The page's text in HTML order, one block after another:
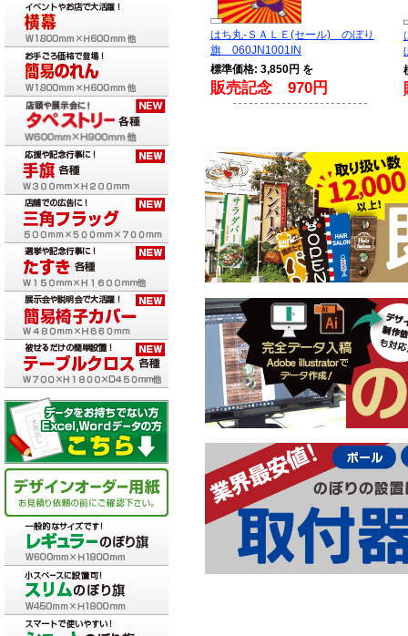
はち丸-ＳＡＬＥ(セール) のぼり
旗 060JN1001IN
標準価格: 3,850円 を
販売記念 970円